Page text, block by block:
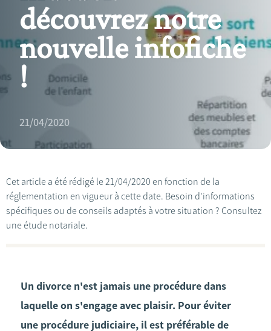
découvrez notre
nouvelle infofiche
!
21/04/2020
Cet article a été rédigé le 21/04/2020 en fonction de la
réglementation en vigueur à cette date. Besoin d'informations
spécifiques ou de conseils adaptés à votre situation ? Consultez
une étude notariale.
Un divorce n'est jamais une procédure dans
laquelle on s'engage avec plaisir. Pour éviter
une procédure judiciaire, il est préférable de